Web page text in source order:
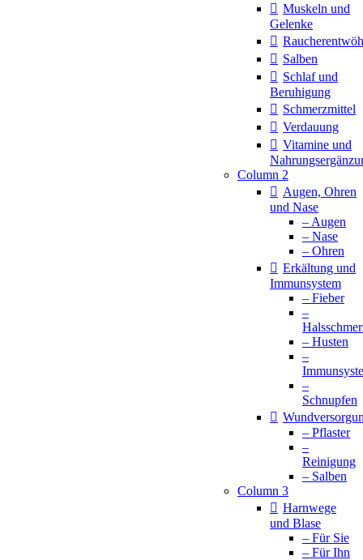
Muskeln und
Gelenke
Salben
Schlaf und
Beruhigung
Schmerzmittel
Verdauung
Vitamine und
Column 2
Augen, Ohren
und Nase
– Augen
– Nase
– Ohren
Erkältung und
Immunsystem
– Fieber
–
– Husten
–
–
Schnupfen
– Pflaster
–
Reinigung
– Salben
Column 3
Harnwege
und Blase
– Für Sie
– Für Ihn